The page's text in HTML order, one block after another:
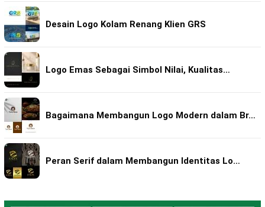
Desain Logo Kolam Renang Klien GRS
Logo Emas Sebagai Simbol Nilai, Kualitas…
Bagaimana Membangun Logo Modern dalam Br…
Peran Serif dalam Membangun Identitas Lo…